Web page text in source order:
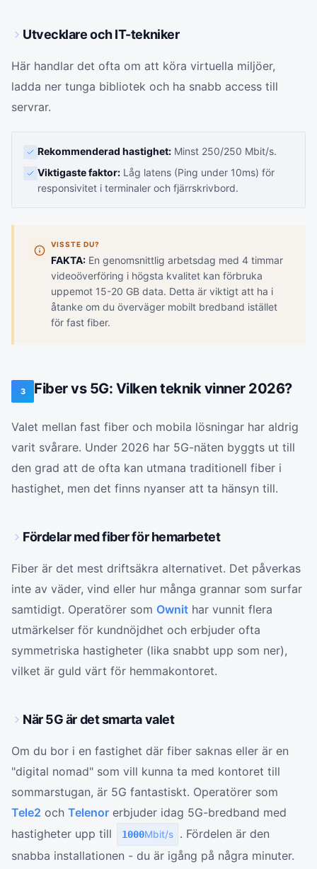
Utvecklare och IT-tekniker
Här handlar det ofta om att köra virtuella miljöer,
ladda ner tunga bibliotek och ha snabb access till
servrar.
Rekommenderad hastighet: Minst 250/250 Mbit/s.
Viktigaste faktor: Låg latens (Ping under 10ms) för
responsivitet i terminaler och fjärrskrivbord.
VISSTE DU?
FAKTA: En genomsnittlig arbetsdag med 4 timmar
videoöverföring i högsta kvalitet kan förbruka
uppemot 15-20 GB data. Detta är viktigt att ha i
åtanke om du överväger mobilt bredband istället
för fast fiber.
3 Fiber vs 5G: Vilken teknik vinner 2026?
Valet mellan fast fiber och mobila lösningar har aldrig
varit svårare. Under 2026 har 5G-näten byggts ut till
den grad att de ofta kan utmana traditionell fiber i
hastighet, men det finns nyanser att ta hänsyn till.
Fördelar med fiber för hemarbetet
Fiber är det mest driftsäkra alternativet. Det påverkas
inte av väder, vind eller hur många grannar som surfar
samtidigt. Operatörer som Ownit har vunnit flera
utmärkelser för kundnöjdhet och erbjuder ofta
symmetriska hastigheter (lika snabbt upp som ner),
vilket är guld värt för hemmakontoret.
När 5G är det smarta valet
Om du bor i en fastighet där fiber saknas eller är en
"digital nomad" som vill kunna ta med kontoret till
sommarstugan, är 5G fantastiskt. Operatörer som
Tele2 och Telenor erbjuder idag 5G-bredband med
hastigheter upp till
1000Mbit/s
. Fördelen är den
snabba installationen - du är igång på några minuter.